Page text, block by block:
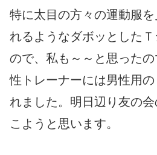
特に太目の方々の運動服
れるようなダボッとした
ので、私も～～と思った
性トレーナーには男性用
れました。明日辺り友の
こようと思います。